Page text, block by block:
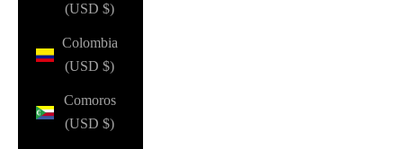
(USD $)
Colombia
(USD $)
Comoros
(USD $)